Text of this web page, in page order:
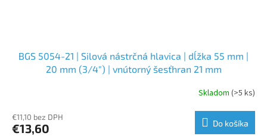
BGS 5054-21 | Silová nástrčná hlavica | dĺžka 55 mm |
20 mm (3/4") | vnútorný šesťhran 21 mm
Skladom (>5 ks)
€11,10 bez DPH
€13,60 Do košíka